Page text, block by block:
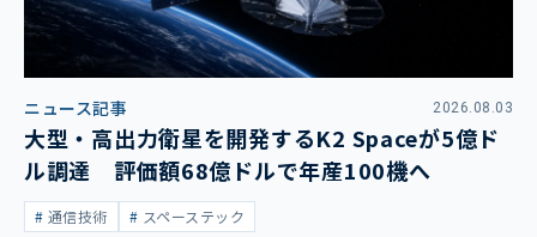
ニュース記事 2026.08.03
大型・高出力衛星を開発するK2 Spaceが5億ド
ル調達 評価額68億ドルで年産100機へ
通信技術 スペーステック